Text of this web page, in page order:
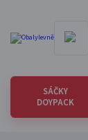
SÁČKY
DOYPACK